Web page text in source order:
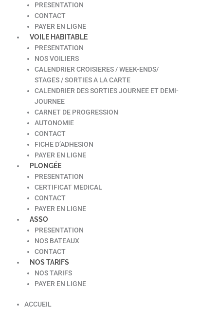
PRESENTATION
CONTACT
PAYER EN LIGNE
VOILE HABITABLE
PRESENTATION
NOS VOILIERS
CALENDRIER CROISIERES / WEEK-ENDS/
STAGES / SORTIES A LA CARTE
CALENDRIER DES SORTIES JOURNEE ET DEMI-
JOURNEE
CARNET DE PROGRESSION
AUTONOMIE
CONTACT
FICHE D’ADHESION
PAYER EN LIGNE
PLONGÉE
PRESENTATION
CERTIFICAT MEDICAL
CONTACT
PAYER EN LIGNE
ASSO
PRESENTATION
NOS BATEAUX
CONTACT
NOS TARIFS
NOS TARIFS
PAYER EN LIGNE
ACCUEIL